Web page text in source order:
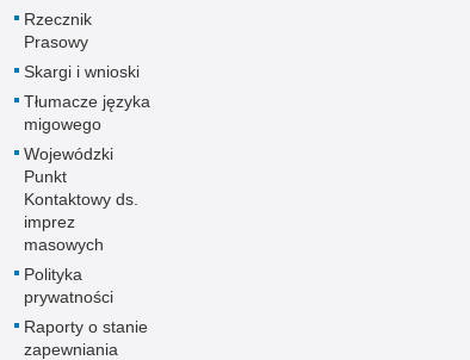
Rzecznik
Prasowy
Skargi i wnioski
Tłumacze języka
migowego
Wojewódzki
Punkt
Kontaktowy ds.
imprez
masowych
Polityka
prywatności
Raporty o stanie
zapewniania